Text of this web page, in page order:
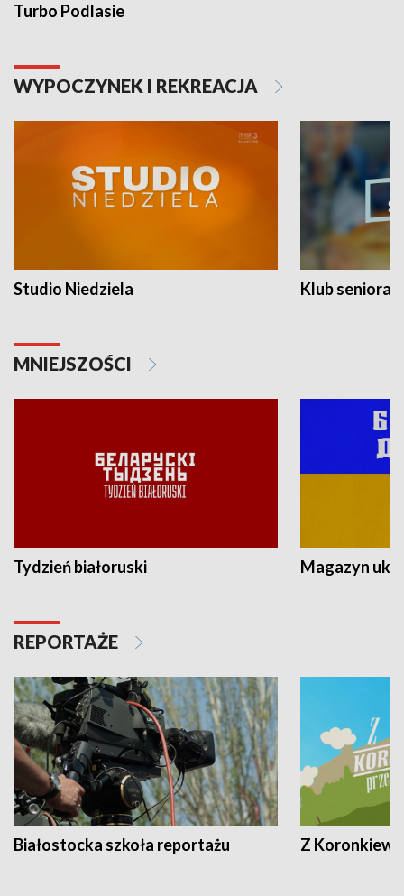
Turbo Podlasie
WYPOCZYNEK I REKREACJA
Studio Niedziela Klub seniora
MNIEJSZOŚCI
Tydzień białoruski Magazyn
REPORTAŻE
Białostocka szkoła reportażu Z